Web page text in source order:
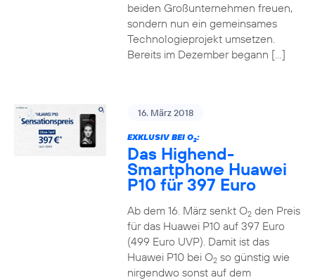
beiden Großunternehmen freuen,
sondern nun ein gemeinsames
Technologieprojekt umsetzen.
Bereits im Dezember begann […]
16. März 2018
EXKLUSIV BEI O2:
Das Highend-
Smartphone Huawei
P10 für 397 Euro
Ab dem 16. März senkt O2den Preis
für das Huawei P10 auf 397 Euro
(499 Euro UVP). Damit ist das
Huawei P10 bei O2so günstig wie
nirgendwo sonst auf dem